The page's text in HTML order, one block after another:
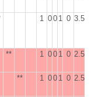
1 00 1 0 3.5
** 1 00 1 0 2.5
** 1 00 1 0 2.5